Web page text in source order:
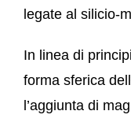
legate al silicio-
In linea di
forma sferica
l’aggiunta di